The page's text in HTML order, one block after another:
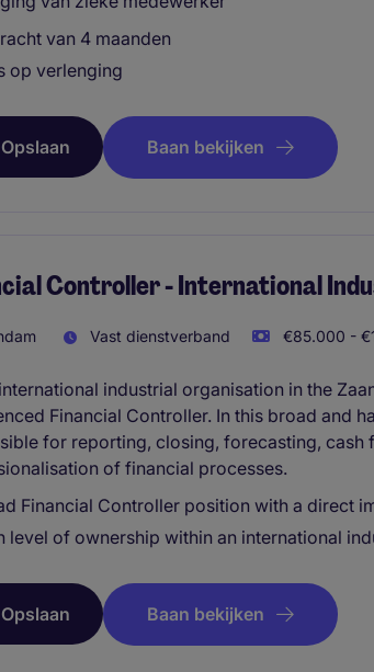
van 4 maanden
op verlenging
Opslaan Baan bekijken
Controller - International
Vast dienstverband €85.000 -
industrial organisation in the
Financial Controller. In this broad and
for reporting, closing, forecasting, cash
of financial processes.
Financial Controller position with a direct
level of ownership within an international
Opslaan Baan bekijken